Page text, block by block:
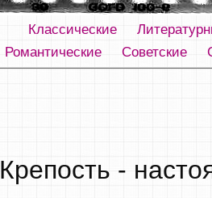
Классические
Романтические
Советские
Крепость -